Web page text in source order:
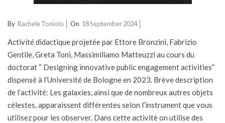
2024-
18
By Rachele Toniolo On 18 September 2024
Activité didactique projetée par Ettore Bronzini, Fabrizio
Gentile, Greta Toni, Massimiliamo Matteuzzi au cours du
doctorat “ Designing innovative public engagement activities”
dispensé à l’Université de Bologne en 2023. Brève description
de l’activité: Les galaxies, ainsi que de nombreux autres objets
célestes, apparaissent différentes selon l’instrument que vous
utilisez pour les observer. Dans cette activitè on utilise des